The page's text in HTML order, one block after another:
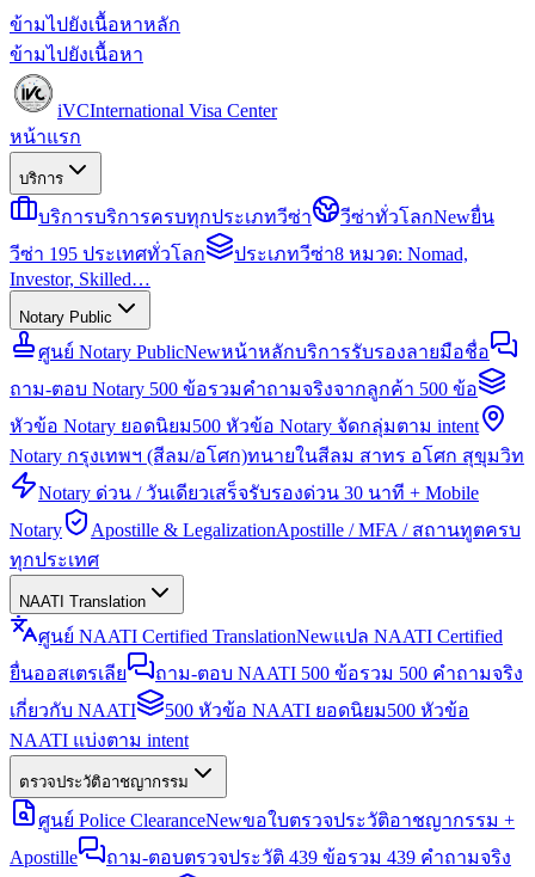
ข้ามไปยังเนื้อหาหลัก
ข้ามไปยังเนื้อหา
iVCInternational Visa Center
หน้าแรก
บริการ
บริการบริการครบทุกประเภทวีซ่า วีซ่าทั่วโลกNewยื่น
วีซ่า 195 ประเทศทั่วโลก
ประเภทวีซ่า8 หมวด: Nomad,
Investor, Skilled…
Notary Public
ศูนย์ Notary PublicNewหน้าหลักบริการรับรองลายมือชื่อ
ถาม-ตอบ Notary 500 ข้อรวมคำถามจริงจากลูกค้า 500 ข้อ
หัวข้อ Notary ยอดนิยม500 หัวข้อ Notary จัดกลุ่มตาม intent
Notary กรุงเทพฯ (สีลม/อโศก)ทนายในสีลม สาทร อโศก สุขุมวิท
Notary ด่วน / วันเดียวเสร็จรับรองด่วน 30 นาที + Mobile
Notary
Apostille & LegalizationApostille / MFA / สถานทูตครบ
ทุกประเทศ
NAATI Translation
ศูนย์ NAATI Certified TranslationNewแปล NAATI Certified
ยื่นออสเตรเลีย
ถาม-ตอบ NAATI 500 ข้อรวม 500 คำถามจริง
เกี่ยวกับ NAATI
500 หัวข้อ NAATI ยอดนิยม500 หัวข้อ
NAATI แบ่งตาม intent
ตรวจประวัติอาชญากรรม
ศูนย์ Police ClearanceNewขอใบตรวจประวัติอาชญากรรม +
Apostille
ถาม-ตอบตรวจประวัติ 439 ข้อรวม 439 คำถามจริง